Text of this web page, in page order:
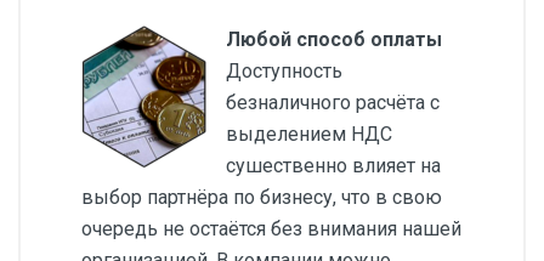
Любой способ оплаты
Доступность
безналичного расчёта с
выделением НДС
сушественно влияет на
выбор партнёра по бизнесу, что в свою
очередь не остаётся без внимания нашей